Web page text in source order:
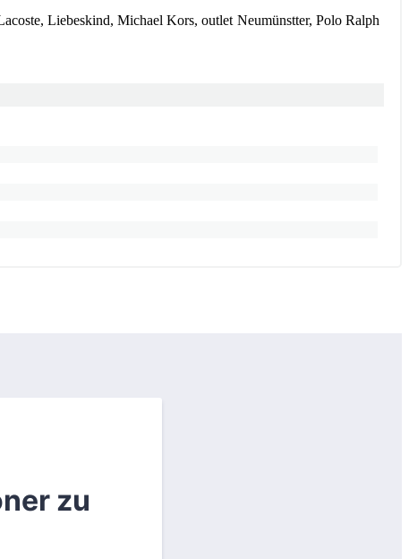
Liebeskind, Michael Kors, outlet Neumünstter, Polo Ralph